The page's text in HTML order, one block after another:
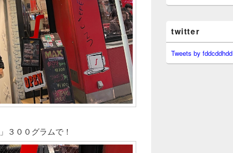
３００グラムで！
twitter
Tweets by fddcddhdd